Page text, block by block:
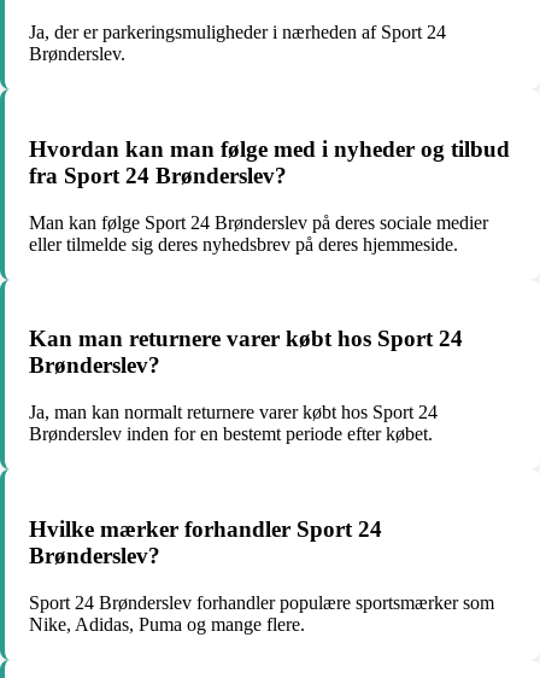
Ja, der er parkeringsmuligheder i nærheden af Sport 24
Brønderslev.
Hvordan kan man følge med i nyheder og tilbud
fra Sport 24 Brønderslev?
Man kan følge Sport 24 Brønderslev på deres sociale medier
eller tilmelde sig deres nyhedsbrev på deres hjemmeside.
Kan man returnere varer købt hos Sport 24
Brønderslev?
Ja, man kan normalt returnere varer købt hos Sport 24
Brønderslev inden for en bestemt periode efter købet.
Hvilke mærker forhandler Sport 24
Brønderslev?
Sport 24 Brønderslev forhandler populære sportsmærker som
Nike, Adidas, Puma og mange flere.